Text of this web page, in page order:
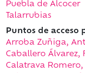
Puebla de Alcocer
Talarrubias
Puntos de acceso
Arroba Zuñiga,
Caballero Álvarez,
Calatrava